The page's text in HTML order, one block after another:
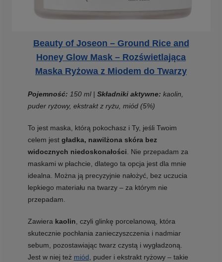
Beauty of Joseon – Ground Rice and
Honey Glow Mask – Rozświetlająca
Maska Ryżowa z Miodem do Twarzy
Pojemność: 150 ml | Składniki aktywne: kaolin,
puder ryżowy, ekstrakt z ryżu, miód (5%)
To jest maska, którą pokochasz i Ty, jeśli Twoim
celem jest gładka, nawilżona skóra bez
widocznych niedoskonałości. Nie przepadam za
maskami w płachcie, dlatego ta opcja jest dla mnie
idealna. Można ją precyzyjnie nałożyć, bez uczucia
lepkiego materiału na twarzy – za którym nie
przepadam.
Zawiera kaolin, czyli glinkę porcelanową, która
skutecznie pochłania zanieczyszczenia i nadmiar
sebum, pozostawiając twarz czystą i wygładzoną.
Jest w niej też miód, puder i ekstrakt ryżowy – takie